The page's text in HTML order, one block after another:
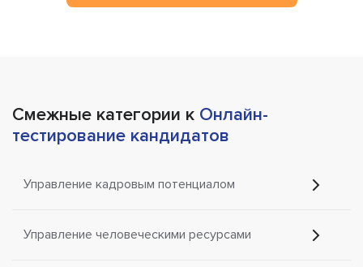
Смежные категории к Онлайн-
тестирование кандидатов
Управление кадровым потенциалом
Управление человеческими ресурсами